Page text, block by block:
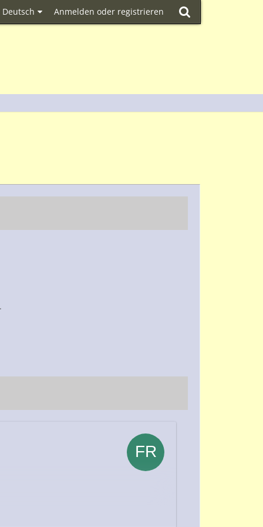
Deutsch Anmelden oder registrieren
auf der linken